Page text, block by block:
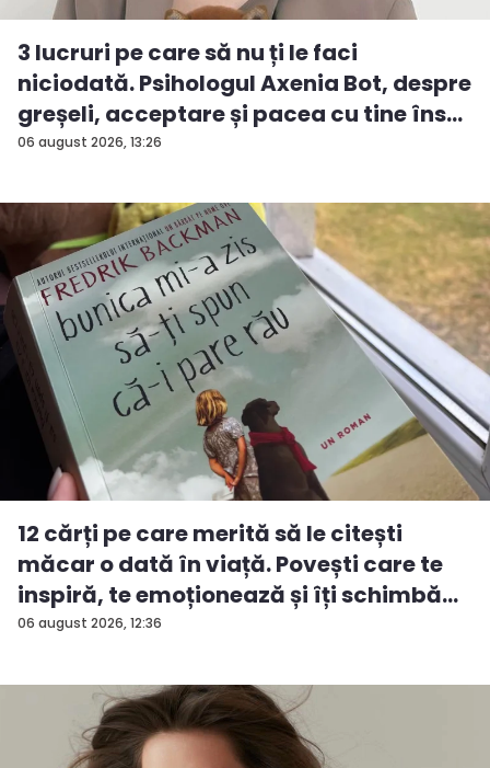
06 august 2026, 13:26
3 lucruri pe care să nu ți le faci
niciodată. Psihologul Axenia Bot, despre
greșeli, acceptare și pacea cu tine îns...
06 august 2026, 12:36
12 cărți pe care merită să le citești
măcar o dată în viață. Povești care te
inspiră, te emoționează și îți schimbă...